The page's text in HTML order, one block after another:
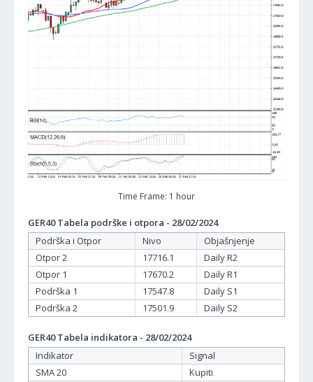
Time Frame: 1 hour
GER40 Tabela podrške i otpora - 28/02/2024
Podrška i Otpor
Nivo
Objašnjenje
Otpor 2
17716.1
Daily R2
Otpor 1
17670.2
Daily R1
Podrška 1
17547.8
Daily S1
Podrška 2
17501.9 Daily S2
GER40 Tabela indikatora - 28/02/2024
Indikator
Signal
SMA 20
Kupiti